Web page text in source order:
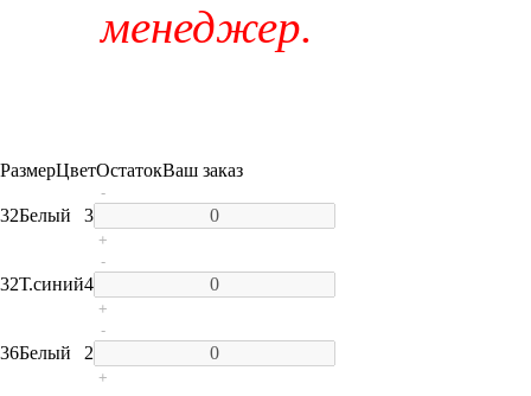
менеджер.
РазмерЦветОстатокВаш заказ
32Белый 3
-
+
32Т.синий4
-
+
36Белый 2
-
+